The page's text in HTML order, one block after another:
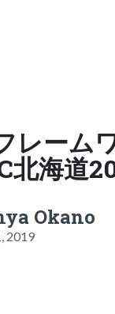
レーム
北海道
Okano
2019